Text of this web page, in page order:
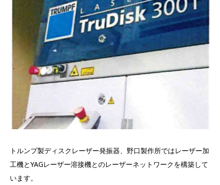
トルンプ製ディスクレーザー発振器、野口製作所ではレーザー加
工機とYAGレーザー溶接機とのレーザーネットワークを構築して
います。